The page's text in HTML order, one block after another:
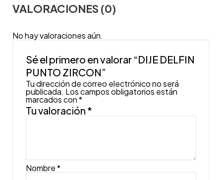
VALORACIONES (0)
No hay valoraciones aún.
Sé el primero en valorar “DIJE DELFIN
PUNTO ZIRCON”
Tu dirección de correo electrónico no será
publicada. Los campos obligatorios están
marcados con*
Tu valoración *
Nombre*